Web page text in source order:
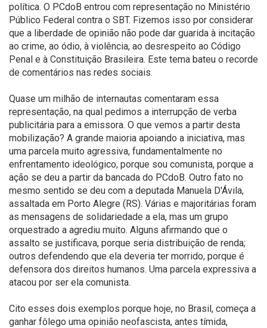
política. O PCdoB entrou com representação no Ministério
Público Federal contra o SBT. Fizemos isso por considerar
que a liberdade de opinião não pode dar guarida à incitação
ao crime, ao ódio, à violência, ao desrespeito ao Código
Penal e à Constituição Brasileira. Este tema bateu o recorde
de comentários nas redes sociais.
Quase um milhão de internautas comentaram essa
representação, na qual pedimos a interrupção de verba
publicitária para a emissora. O que vemos a partir desta
mobilização? A grande maioria apoiando a iniciativa, mas
uma parcela muito agressiva, fundamentalmente no
enfrentamento ideológico, porque sou comunista, porque a
ação se deu a partir da bancada do PCdoB. Outro fato no
mesmo sentido se deu com a deputada Manuela D'Ávila,
assaltada em Porto Alegre (RS). Várias e majoritárias foram
as mensagens de solidariedade a ela, mas um grupo
orquestrado a agrediu muito. Alguns afirmando que o
assalto se justificava, porque seria distribuição de renda;
outros defendendo que ela deveria ter morrido, porque é
defensora dos direitos humanos. Uma parcela expressiva a
atacou por ser ela comunista.
Cito esses dois exemplos porque hoje, no Brasil, começa a
ganhar fôlego uma opinião neofascista, antes tímida,